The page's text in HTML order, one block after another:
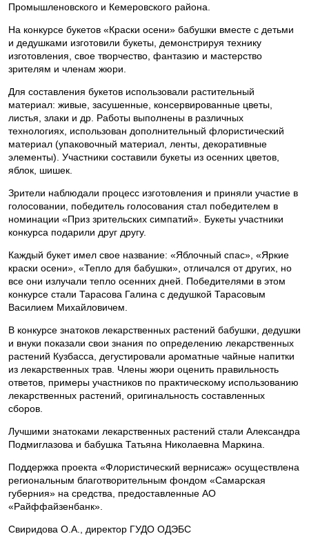
Промышленовского и Кемеровского района.
На конкурсе букетов «Краски осени» бабушки вместе с детьми
и дедушками изготовили букеты, демонстрируя технику
изготовления, свое творчество, фантазию и мастерство
зрителям и членам жюри.
Для составления букетов использовали растительный
материал: живые, засушенные, консервированные цветы,
листья, злаки и др. Работы выполнены в различных
технологиях, использован дополнительный флористический
материал (упаковочный материал, ленты, декоративные
элементы). Участники составили букеты из осенних цветов,
яблок, шишек.
Зрители наблюдали процесс изготовления и приняли участие в
голосовании, победитель голосования стал победителем в
номинации «Приз зрительских симпатий». Букеты участники
конкурса подарили друг другу.
Каждый букет имел свое название: «Яблочный спас», «Яркие
краски осени», «Тепло для бабушки», отличался от других, но
все они излучали тепло осенних дней. Победителями в этом
конкурсе стали Тарасова Галина с дедушкой Тарасовым
Василием Михайловичем.
В конкурсе знатоков лекарственных растений бабушки, дедушки
и внуки показали свои знания по определению лекарственных
растений Кузбасса, дегустировали ароматные чайные напитки
из лекарственных трав. Члены жюри оценить правильность
ответов, примеры участников по практическому использованию
лекарственных растений, оригинальность составленных
сборов.
Лучшими знатоками лекарственных растений стали Александра
Подмиглазова и бабушка Татьяна Николаевна Маркина.
Поддержка проекта «Флористический вернисаж» осуществлена
региональным благотворительным фондом «Самарская
губерния» на средства, предоставленные АО
«Райффайзенбанк».
Свиридова О.А., директор ГУДО ОДЭБС